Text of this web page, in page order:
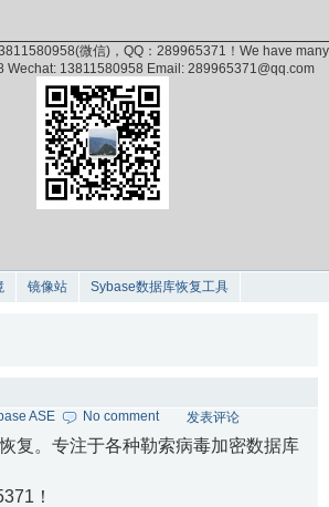
微信)，QQ：289965371！We have
13811580958 Email: 289965371@qq.com
镜像站 Sybase数据库恢复工具
ASE No comment 发表评论
复。专注于各种勒索病毒加密数据库
！